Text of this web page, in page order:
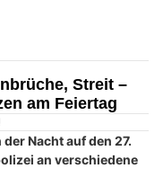
Streit –
am Feiertag
Nacht auf den 27.
an verschiedene